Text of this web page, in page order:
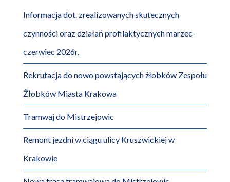
Informacja dot. zrealizowanych skutecznych
czynności oraz działań profilaktycznych marzec-
czerwiec 2026r.
Rekrutacja do nowo powstających żłobków Zespołu
Żłobków Miasta Krakowa
Tramwaj do Mistrzejowic
Remont jezdni w ciągu ulicy Kruszwickiej w
Krakowie